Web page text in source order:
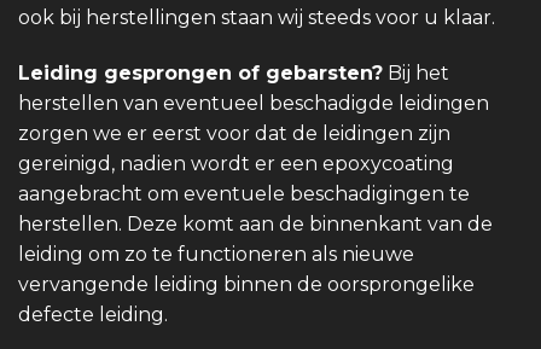
ook bij herstellingen staan wij steeds voor u klaar.
Leiding gesprongen of gebarsten? Bij het
herstellen van eventueel beschadigde leidingen
zorgen we er eerst voor dat de leidingen zijn
gereinigd, nadien wordt er een epoxycoating
aangebracht om eventuele beschadigingen te
herstellen. Deze komt aan de binnenkant van de
leiding om zo te functioneren als nieuwe
vervangende leiding binnen de oorsprongelike
defecte leiding.